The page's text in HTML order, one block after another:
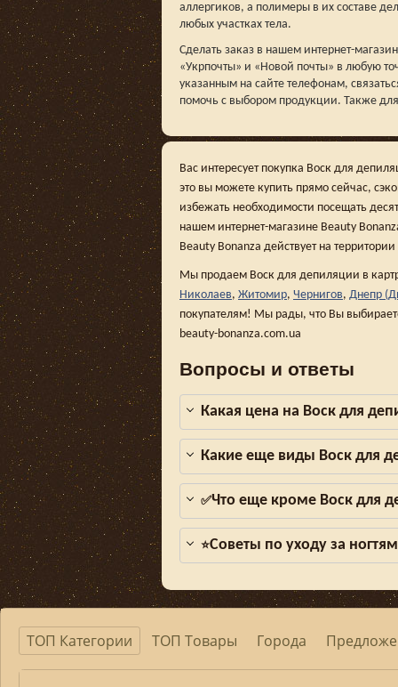
аллергиков, а полимеры в их составе
любых участках тела.
Сделать заказ в нашем интернет-
«Укрпочты» и «Новой почты» в любую
указанным на сайте телефонам,
помочь с выбором продукции. Также
Вас интересует покупка Воск для
это вы можете купить прямо сейчас,
избежать необходимости посещать
нашем интернет-магазине Beauty
Beauty Bonanza действует на
Мы продаем Воск для депиляции в
Николаев, Житомир, Чернигов, Днепр
покупателям! Мы рады, что Вы
beauty-bonanza.com.ua
Вопросы и ответы
Какая цена на Воск для
Какие еще виды Воск для
✅Что еще кроме Воск для
⭐Советы по уходу за
ТОП Категории ТОП Товары Города